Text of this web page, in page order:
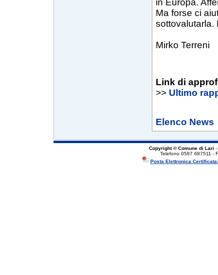
in Europa.
Ma forse ci
sottovalutarla.
Mirko Terreni
Link di
>> Ultimo
Elenco News
Copyright © Comune di Lari -
Telefono 0587 687511 -
Posta Elettronica Certificata: